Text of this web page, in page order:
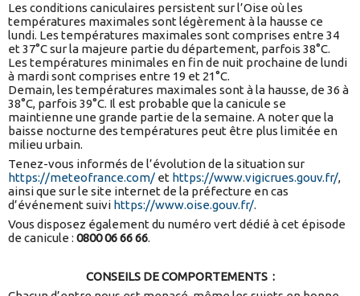
Les conditions caniculaires persistent sur l’Oise où les
températures maximales sont légèrement à la hausse ce
lundi. Les températures maximales sont comprises entre 34
et 37°C sur la majeure partie du département, parfois 38°C.
Les températures minimales en fin de nuit prochaine de lundi
à mardi sont comprises entre 19 et 21°C.
Demain, les températures maximales sont à la hausse, de 36 à
38°C, parfois 39°C. Il est probable que la canicule se
maintienne une grande partie de la semaine. A noter que la
baisse nocturne des températures peut être plus limitée en
milieu urbain.
Tenez-vous informés de l’évolution de la situation sur
https://meteofrance.com/ et https://www.vigicrues.gouv.fr/,
ainsi que sur le site internet de la préfecture en cas
d’événement suivi https://www.oise.gouv.fr/.
Vous disposez également du numéro vert dédié à cet épisode
de canicule : 0800 06 66 66.
CONSEILS DE COMPORTEMENTS :